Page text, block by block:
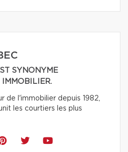
SYNONYME
IMMOBILIER.
de l'immobilier depuis 1982,
les courtiers les plus